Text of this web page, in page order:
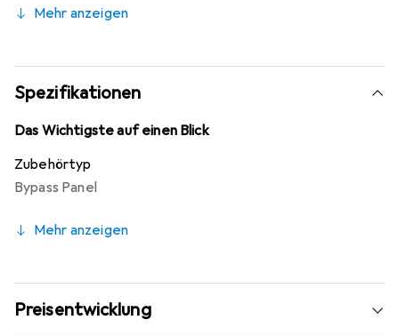
Mehr anzeigen
Spezifikationen
Das Wichtigste auf einen Blick
Zubehörtyp
Bypass Panel
Mehr anzeigen
Preisentwicklung